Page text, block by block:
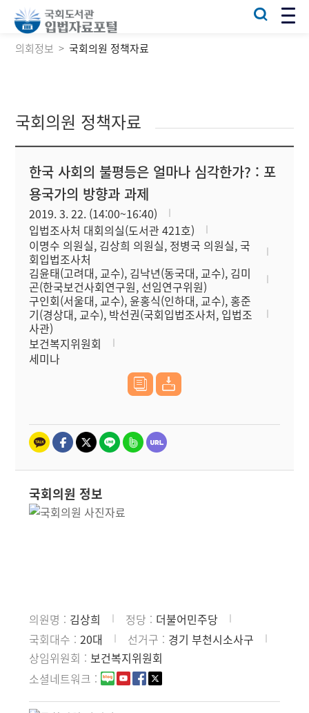
의회정보 국회의원 정책자료
국회의원 정책자료
한국 사회의 불평등은 얼마나 심각한가? : 포
용국가의 방향과 과제
2019. 3. 22. (14:00~16:40)
입법조사처 대회의실(도서관 421호)
이명수 의원실, 김상희 의원실, 정병국 의원실, 국
회입법조사처
김윤태(고려대, 교수), 김낙년(동국대, 교수), 김미
곤(한국보건사회연구원, 선임연구위원)
구인회(서울대, 교수), 윤홍식(인하대, 교수), 홍준
기(경상대, 교수), 박선권(국회입법조사처, 입법조
사관)
보건복지위원회
세미나
국회의원 정보
의원명 김상희 정당
더불어민주당
국회대수
20대 선거구
경기 부천시소사구
상임위원회
보건복지위원회
소셜네트워크